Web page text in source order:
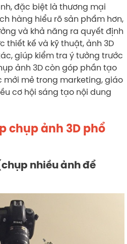
đặc biệt là thương mại
hàng hiểu rõ sản phẩm hơn,
và khả năng ra quyết định
thiết kế và kỹ thuật, ảnh 3D
giúp kiểm tra ý tưởng trước
ảnh 3D còn góp phần tạo
mẻ trong marketing, giáo
cơ hội sáng tạo nội dung
chụp ảnh 3D phổ
nhiều ảnh để